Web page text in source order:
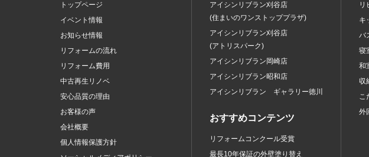
トップページ
イベント情報
お知らせ情報
リフォームの流れ
リフォーム費用
中古再生リノベ
安心品質の理由
お客様の声
会社概要
個人情報保護方針
アイシンリブラン刈谷店
(住まいのワンストッププラザ)
アイシンリブラン刈谷店
(アトリスパーク)
アイシンリブラン岡崎店
アイシンリブラン昭和店
アイシンリブラン ギャラリー徳川
おすすめコンテンツ
リフォームコンクール受賞
最長10年保証の外壁塗り替え
リ
キ
バ
寝
和
収
こ
外